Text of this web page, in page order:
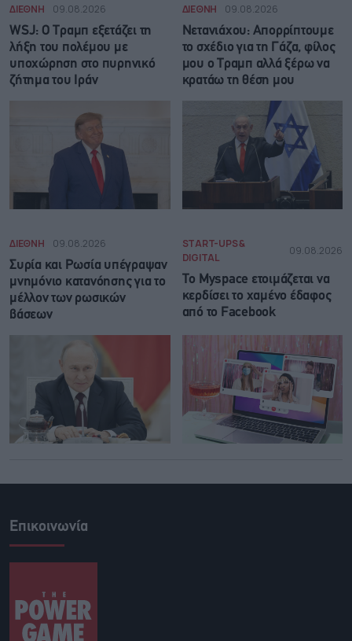
ΔΙΕΘΝΗ 09.08.2026
WSJ: Ο Τραμπ εξετάζει τη
λήξη του πολέμου με
υποχώρηση στο πυρηνικό
ζήτημα του Ιράν
ΔΙΕΘΝΗ 09.08.2026
Νετανιάχου: Απορρίπτουμε
το σχέδιο για τη Γάζα, φίλος
μου ο Τραμπ αλλά ξέρω να
κρατάω τη θέση μου
ΔΙΕΘΝΗ 09.08.2026
Συρία και Ρωσία υπέγραψαν
μνημόνιο κατανόησης για το
μέλλον των ρωσικών
βάσεων
START-UPS &
DIGITAL
09.08.2026
Το Myspace ετοιμάζεται να
κερδίσει το χαμένο έδαφος
από το Facebook
Επικοινωνία